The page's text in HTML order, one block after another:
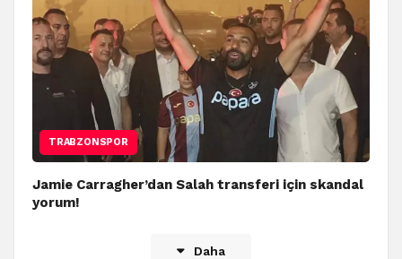
TRABZONSPOR
Jamie Carragher’dan Salah transferi için skandal
yorum!
Daha